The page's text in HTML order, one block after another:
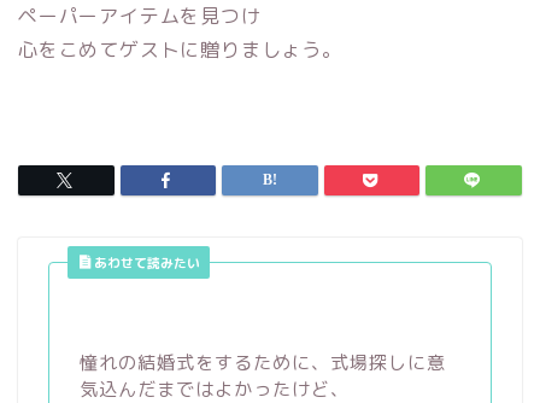
ペーパーアイテムを見つけ
心をこめてゲストに贈りましょう。
あわせて読みたい
憧れの結婚式をするために、式場探しに意
気込んだまではよかったけど、